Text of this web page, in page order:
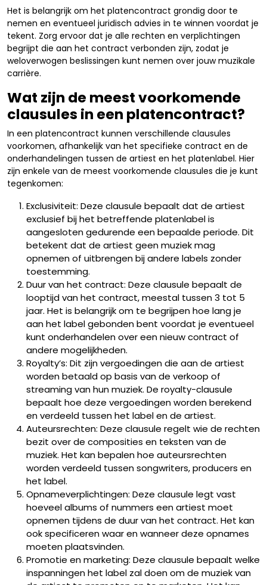
Het is belangrijk om het platencontract grondig door te
nemen en eventueel juridisch advies in te winnen voordat je
tekent. Zorg ervoor dat je alle rechten en verplichtingen
begrijpt die aan het contract verbonden zijn, zodat je
weloverwogen beslissingen kunt nemen over jouw muzikale
carrière.
Wat zijn de meest voorkomende
clausules in een platencontract?
In een platencontract kunnen verschillende clausules
voorkomen, afhankelijk van het specifieke contract en de
onderhandelingen tussen de artiest en het platenlabel. Hier
zijn enkele van de meest voorkomende clausules die je kunt
tegenkomen:
Exclusiviteit: Deze clausule bepaalt dat de artiest
exclusief bij het betreffende platenlabel is
aangesloten gedurende een bepaalde periode. Dit
betekent dat de artiest geen muziek mag
opnemen of uitbrengen bij andere labels zonder
toestemming.
Duur van het contract: Deze clausule bepaalt de
looptijd van het contract, meestal tussen 3 tot 5
jaar. Het is belangrijk om te begrijpen hoe lang je
aan het label gebonden bent voordat je eventueel
kunt onderhandelen over een nieuw contract of
andere mogelijkheden.
Royalty’s: Dit zijn vergoedingen die aan de artiest
worden betaald op basis van de verkoop of
streaming van hun muziek. De royalty-clausule
bepaalt hoe deze vergoedingen worden berekend
en verdeeld tussen het label en de artiest.
Auteursrechten: Deze clausule regelt wie de rechten
bezit over de composities en teksten van de
muziek. Het kan bepalen hoe auteursrechten
worden verdeeld tussen songwriters, producers en
het label.
Opnameverplichtingen: Deze clausule legt vast
hoeveel albums of nummers een artiest moet
opnemen tijdens de duur van het contract. Het kan
ook specificeren waar en wanneer deze opnames
moeten plaatsvinden.
Promotie en marketing: Deze clausule bepaalt welke
inspanningen het label zal doen om de muziek van